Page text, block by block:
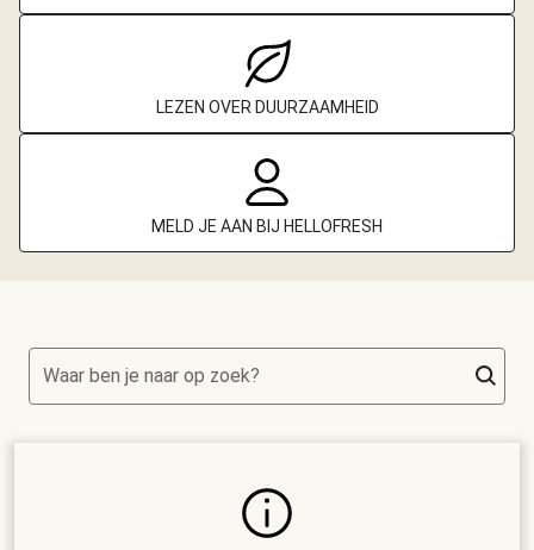
LEZEN OVER DUURZAAMHEID
MELD JE AAN BIJ HELLOFRESH
Waar ben je naar op zoek?